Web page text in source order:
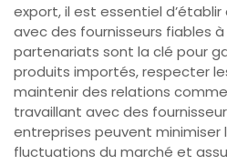
export, il est essentiel
avec des fournisseurs fiables à
partenariats sont la clé pour
produits importés, respecter
maintenir des relations
travaillant avec des
entreprises peuvent minimiser
fluctuations du marché et